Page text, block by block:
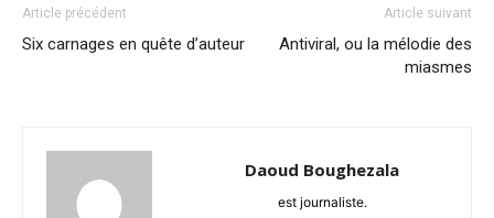
Article précédent
Six carnages en quête d’auteur
Article suivant
Antiviral, ou la mélodie des
miasmes
Daoud Boughezala
est journaliste.